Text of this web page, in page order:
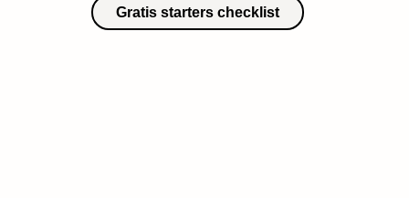
Gratis starters checklist